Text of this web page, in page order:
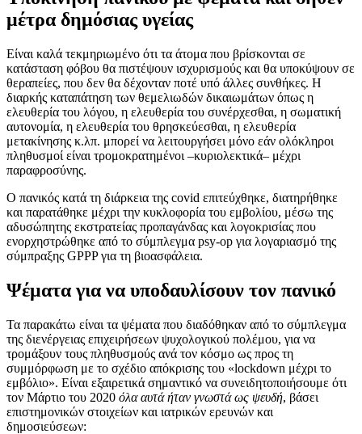
μέτρα δημόσιας υγείας
Είναι καλά τεκμηριωμένο ότι τα άτομα που βρίσκονται σε
κατάσταση φόβου θα πιστέψουν ισχυρισμούς και θα υποκύψουν σε
θεραπείες, που δεν θα δέχονταν ποτέ υπό άλλες συνθήκες. Η
διαρκής καταπάτηση των θεμελιωδών δικαιωμάτων όπως η
ελευθερία του λόγου, η ελευθερία του συνέρχεσθαι, η σωματική
αυτονομία, η ελευθερία του θρησκεύεσθαι, η ελευθερία
μετακίνησης κ.λπ. μπορεί να λειτουργήσει μόνο εάν ολόκληροι
πληθυσμοί είναι τρομοκρατημένοι –κυριολεκτικά– μέχρι
παραφροσύνης.
Ο πανικός κατά τη διάρκεια της covid επιτεύχθηκε, διατηρήθηκε
και παρατάθηκε μέχρι την κυκλοφορία του εμβολίου, μέσω της
αδυσώπητης εκστρατείας προπαγάνδας και λογοκρισίας που
ενορχηστρώθηκε από το σύμπλεγμα psy-op για λογαριασμό της
σύμπραξης GPPP για τη βιοασφάλεια.
Ψέματα για να υποδαυλίσουν τον πανικό
Τα παρακάτω είναι τα ψέματα που διαδόθηκαν από το σύμπλεγμα
της διενέργειας επιχειρήσεων ψυχολογικού πολέμου, για να
τρομάξουν τους πληθυσμούς ανά τον κόσμο ως προς τη
συμμόρφωση με το σχέδιο απόκρισης του «lockdown μέχρι το
εμβόλιο». Είναι εξαιρετικά σημαντικό να συνειδητοποιήσουμε ότι
τον Μάρτιο του 2020 όλα αυτά ήταν γνωστά ως ψευδή, βάσει
επιστημονικών στοιχείων και ιατρικών ερευνών και
δημοσιεύσεων: